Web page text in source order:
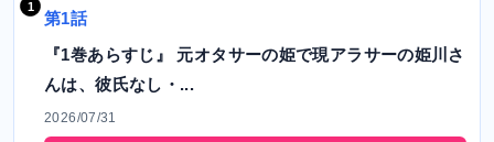
第1話
『1巻あらすじ』 元オタサーの姫で現アラサーの姫川さ
んは、彼氏なし・...
2026/07/31